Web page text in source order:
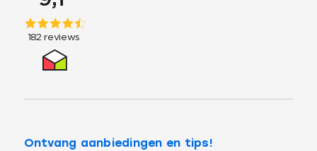
Ontvang aanbiedingen en tips!